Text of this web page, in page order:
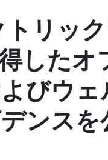
リッ
したオ
びウ
ンスを